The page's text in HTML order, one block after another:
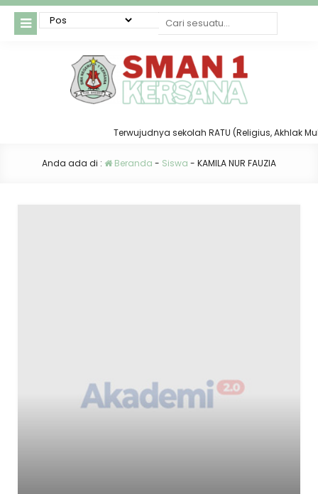
Terwujudnya sekolah RATU (Religius, Akhlak
Anda ada di : Beranda - Siswa - KAMILA NUR FAUZIA